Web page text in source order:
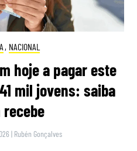
, NACIONAL
hoje a pagar este
mil jovens: saiba
| Rubén Gonçalves